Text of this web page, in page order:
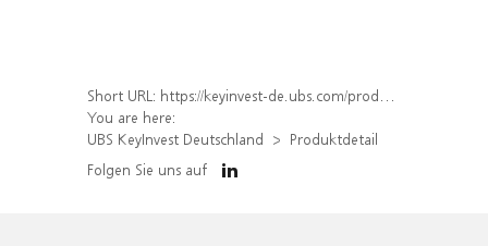
Short URL: https://keyinvest-de.ubs.com/produkt/detail/index/isin/DE000WA5LER3
You are here:
UBS KeyInvest Deutschland
Produktdetail
Folgen Sie uns auf